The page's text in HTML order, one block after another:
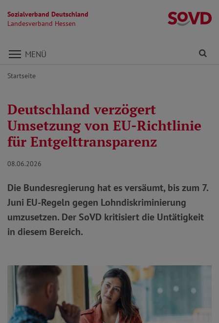
Sozialverband Deutschland
Landesverband Hessen
Direkt zu den Inhalten springen
MENÜ
Startseite
Deutschland verzögert
Umsetzung von EU-Richtlinie
für Entgelttransparenz
08.06.2026
Die Bundesregierung hat es versäumt, bis zum 7.
Juni EU-Regeln gegen Lohndiskriminierung
umzusetzen. Der SoVD kritisiert die Untätigkeit
in diesem Bereich.